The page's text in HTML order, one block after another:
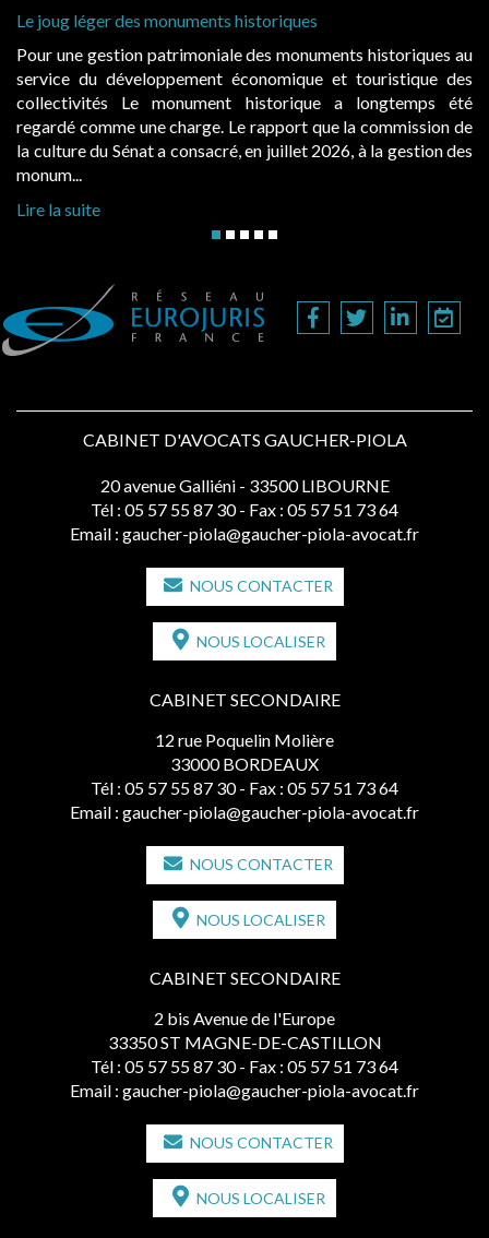
Le joug léger des monuments historiques
Pour une gestion patrimoniale des monuments historiques au
service du développement économique et touristique des
collectivités Le monument historique a longtemps été
regardé comme une charge. Le rapport que la commission de
la culture du Sénat a consacré, en juillet 2026, à la gestion des
monum...
Lire la suite
CABINET D'AVOCATS GAUCHER-PIOLA
20 avenue Galliéni - 33500 LIBOURNE
Tél : 05 57 55 87 30 - Fax : 05 57 51 73 64
Email : gaucher-piola@gaucher-piola-avocat.fr
NOUS CONTACTER
NOUS LOCALISER
CABINET SECONDAIRE
12 rue Poquelin Molière
33000 BORDEAUX
Tél : 05 57 55 87 30 - Fax : 05 57 51 73 64
Email : gaucher-piola@gaucher-piola-avocat.fr
NOUS CONTACTER
NOUS LOCALISER
CABINET SECONDAIRE
2 bis Avenue de l'Europe
33350 ST MAGNE-DE-CASTILLON
Tél : 05 57 55 87 30 - Fax : 05 57 51 73 64
Email : gaucher-piola@gaucher-piola-avocat.fr
NOUS CONTACTER
NOUS LOCALISER